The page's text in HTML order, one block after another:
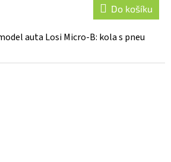
Do košíku
auta Losi Micro-B: kola s pneu